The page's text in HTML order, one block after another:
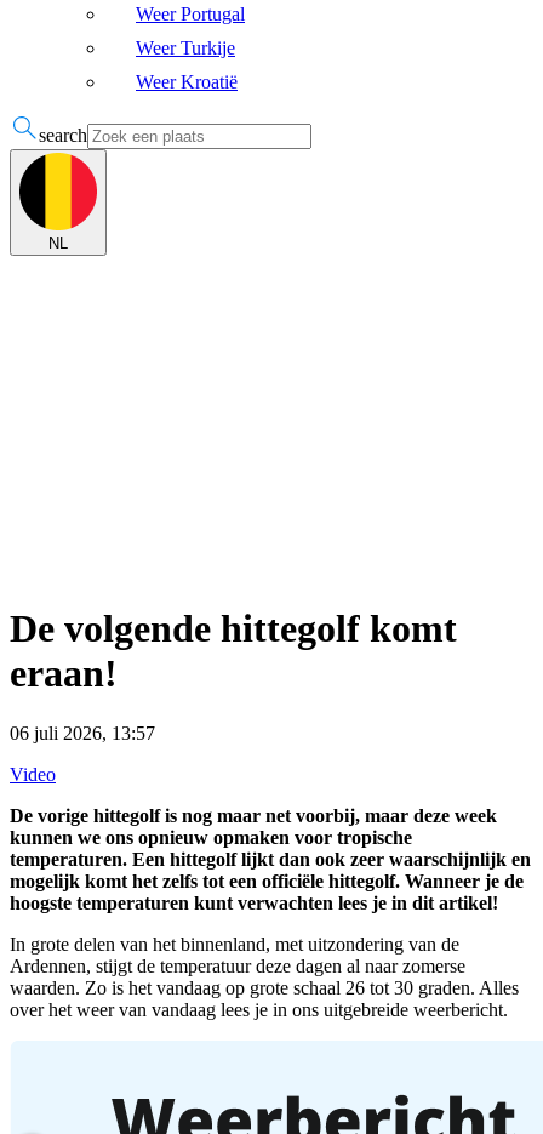
Weer Portugal
Weer Turkije
Weer Kroatië
search
NL
De volgende hittegolf komt
eraan!
06 juli 2026, 13:57
Video
De vorige hittegolf is nog maar net voorbij, maar deze week
kunnen we ons opnieuw opmaken voor tropische
temperaturen. Een hittegolf lijkt dan ook zeer waarschijnlijk en
mogelijk komt het zelfs tot een officiële hittegolf. Wanneer je de
hoogste temperaturen kunt verwachten lees je in dit artikel!
In grote delen van het binnenland, met uitzondering van de
Ardennen, stijgt de temperatuur deze dagen al naar zomerse
waarden. Zo is het vandaag op grote schaal 26 tot 30 graden. Alles
over het weer van vandaag lees je in ons uitgebreide weerbericht.